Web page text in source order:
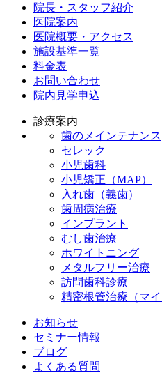
院長・スタッフ紹介
医院案内
医院概要・アクセス
施設基準一覧
料金表
お問い合わせ
院内見学申込
診療案内
歯のメインテナンス
セレック
小児歯科
小児矯正（MAP）
入れ歯（義歯）
歯周病治療
インプラント
むし歯治療
ホワイトニング
メタルフリー治療
訪問歯科診療
精密根管治療（マイ
お知らせ
セミナー情報
ブログ
よくある質問